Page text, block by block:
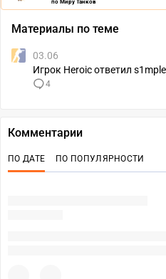
по Миру Танков
Материалы по теме
03.06
Игрок Heroic ответил
4
Комментарии
ПО ДАТЕ ПО ПОПУЛЯРНОСТИ